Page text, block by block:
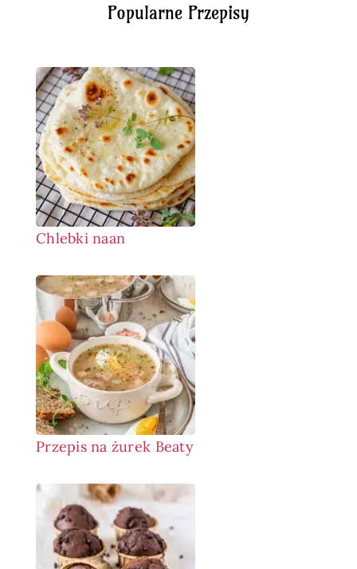
Popularne Przepisy
Chlebki naan
Przepis na żurek Beaty